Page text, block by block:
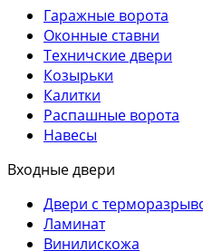
Гаражные ворота
Оконные ставни
Техничские двери
Козырьки
Калитки
Распашные ворота
Навесы
Входные двери
Двери с
Ламинат
Винилискожа